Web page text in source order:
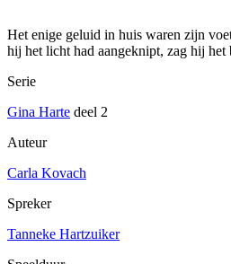
Het enige geluid in huis waren zijn
hij het licht had aangeknipt, zag hij het
Serie
Gina Harte deel 2
Auteur
Carla Kovach
Spreker
Tanneke Hartzuiker